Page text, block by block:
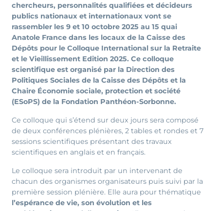
chercheurs, personnalités qualifiées et décideurs
publics nationaux et internationaux vont se
rassembler les 9 et 10 octobre 2025 au 15 quai
Anatole France dans les locaux de la Caisse des
Dépôts pour le Colloque International sur la Retraite
et le Vieillissement Edition 2025. Ce colloque
scientifique est organisé par la Direction des
Politiques Sociales de la Caisse des Dépôts et la
Chaire Économie sociale, protection et société
(ESoPS) de la Fondation Panthéon-Sorbonne.
Ce colloque qui s’étend sur deux jours sera composé
de deux conférences plénières, 2 tables et rondes et 7
sessions scientifiques présentant des travaux
scientifiques en anglais et en français.
Le colloque sera introduit par un intervenant de
chacun des organismes organisateurs puis suivi par la
première session plénière. Elle aura pour thématique
l’espérance de vie, son évolution et les